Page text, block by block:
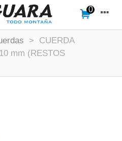
0
>
CUERDA
mm (RESTOS